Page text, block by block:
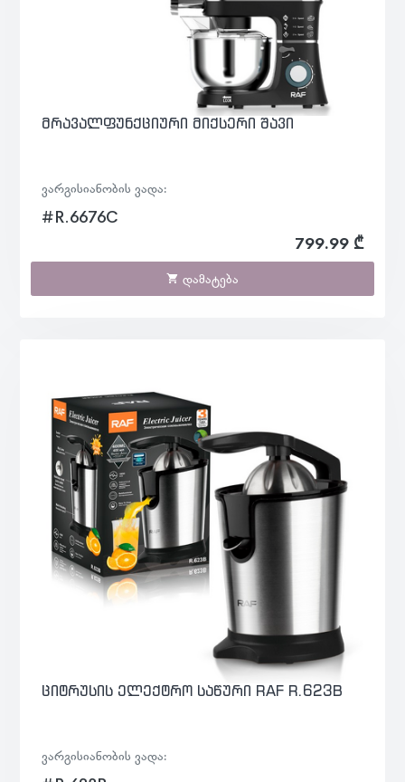
მრავალფუნქციური მიქსერი შავი
ვარგისიანობის ვადა:
#R.6676C
799.99 ₾
დამატება
ციტრუსის ელექტრო საწური RAF R.623B
ვარგისიანობის ვადა: